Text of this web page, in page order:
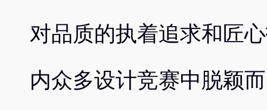
对品质的执着追求和匠
内众多设计竞赛中脱颖